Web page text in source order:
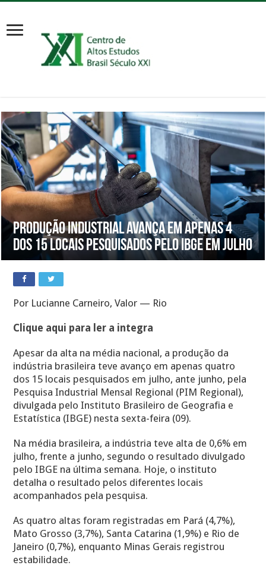
Produção industrial avança em apenas 4
dos 15 locais pesquisados pelo IBGE em julho
Por Lucianne Carneiro, Valor — Rio
Clique aqui para ler a integra
Apesar da alta na média nacional, a produção da
indústria brasileira teve avanço em apenas quatro
dos 15 locais pesquisados em julho, ante junho, pela
Pesquisa Industrial Mensal Regional (PIM Regional),
divulgada pelo Instituto Brasileiro de Geografia e
Estatística (IBGE) nesta sexta-feira (09).
Na média brasileira, a indústria teve alta de 0,6% em
julho, frente a junho, segundo o resultado divulgado
pelo IBGE na última semana. Hoje, o instituto
detalha o resultado pelos diferentes locais
acompanhados pela pesquisa.
As quatro altas foram registradas em Pará (4,7%),
Mato Grosso (3,7%), Santa Catarina (1,9%) e Rio de
Janeiro (0,7%), enquanto Minas Gerais registrou
estabilidade.